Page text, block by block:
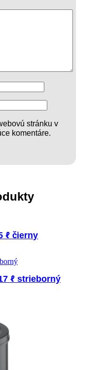
stránku v
komentáre.
ℓ čierny
ℓ strieborný